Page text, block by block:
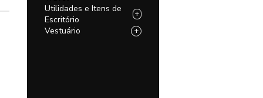
Utilidades e Itens de
Escritório
+
Vestuário +